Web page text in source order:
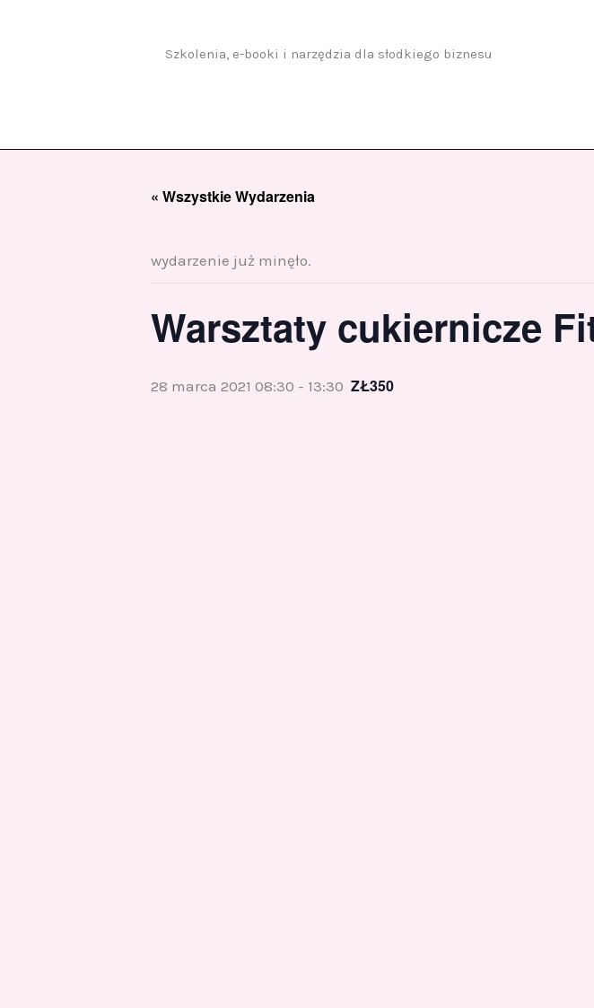
Szkolenia, e-booki i narzędzia dla słodkiego biznesu
« Wszystkie Wydarzenia
wydarzenie już minęło.
Warsztaty cukiernicze
28 marca 2021 08:30 - 13:30 ZŁ350